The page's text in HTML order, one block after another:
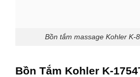
Bồn tắm massage Kohler K-
Bồn Tắm Kohler K-